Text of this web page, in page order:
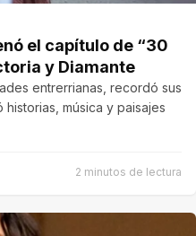
el capítulo de “30
y Diamante
entrerrianas, recordó sus
música y paisajes
2 minutos de lectura